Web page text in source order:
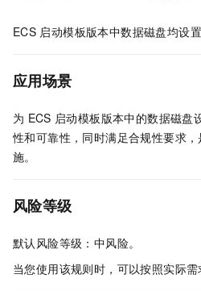
ECS 启动模板版本中数据磁盘均设置
应用场景
为 ECS 启动模板版本中的数据磁盘
性和可靠性，同时满足合规性要求
施。
风险等级
默认风险等级：中风险。
当您使用该规则时，可以按照实际需